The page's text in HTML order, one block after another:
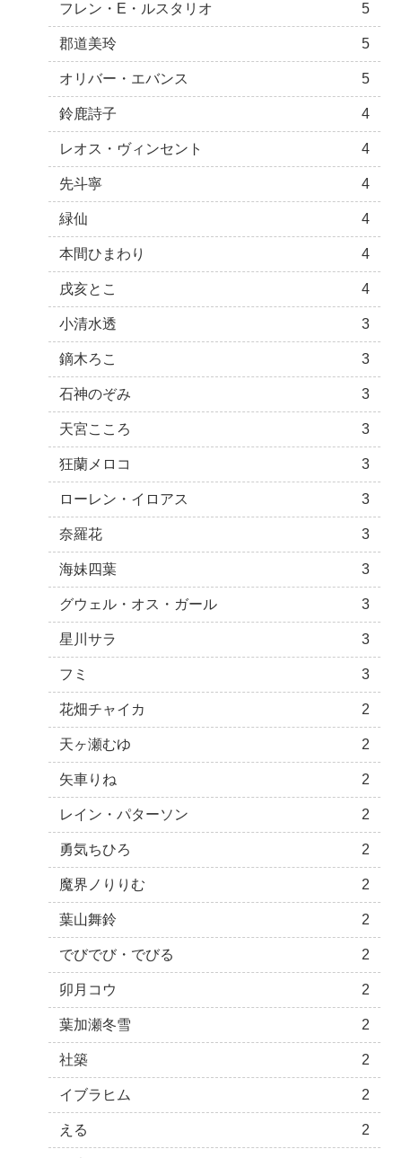
フレン・E・ルスタリオ 5
郡道美玲 5
オリバー・エバンス 5
鈴鹿詩子 4
レオス・ヴィンセント 4
先斗寧 4
緑仙 4
本間ひまわり 4
戌亥とこ 4
小清水透 3
鏑木ろこ 3
石神のぞみ 3
天宮こころ 3
狂蘭メロコ 3
ローレン・イロアス 3
奈羅花 3
海妹四葉 3
グウェル・オス・ガール 3
星川サラ 3
フミ 3
花畑チャイカ 2
天ヶ瀬むゆ 2
矢車りね 2
レイン・パターソン 2
勇気ちひろ 2
魔界ノりりむ 2
葉山舞鈴 2
でびでび・でびる 2
卯月コウ 2
葉加瀬冬雪 2
社築 2
イブラヒム 2
える 2